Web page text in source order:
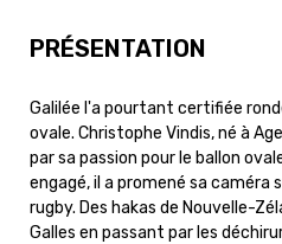
PRÉSENTATION
Galilée l'a pourtant certifiée
ovale. Christophe Vindis, né à
par sa passion pour le ballon
engagé, il a promené sa caméra
rugby. Des hakas de Nouvelle-
Galles en passant par les